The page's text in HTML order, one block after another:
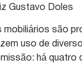
Gustavo Doles
são
uso de
há quatro